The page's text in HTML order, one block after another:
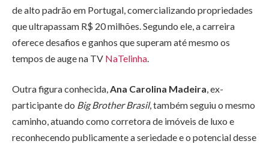
de alto padrão em Portugal, comercializando propriedades
que ultrapassam R$ 20 milhões. Segundo ele, a carreira
oferece desafios e ganhos que superam até mesmo os
tempos de auge na TV NaTelinha.
Outra figura conhecida,Ana Carolina Madeira, ex-
participante do Big Brother Brasil, também seguiu o mesmo
caminho, atuando como corretora de imóveis de luxo e
reconhecendo publicamente a seriedade e o potencial desse